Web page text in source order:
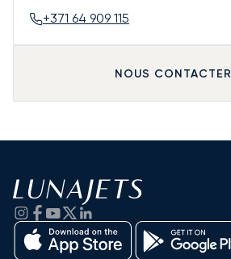
+371 64 909 115
NOUS CONTACTER